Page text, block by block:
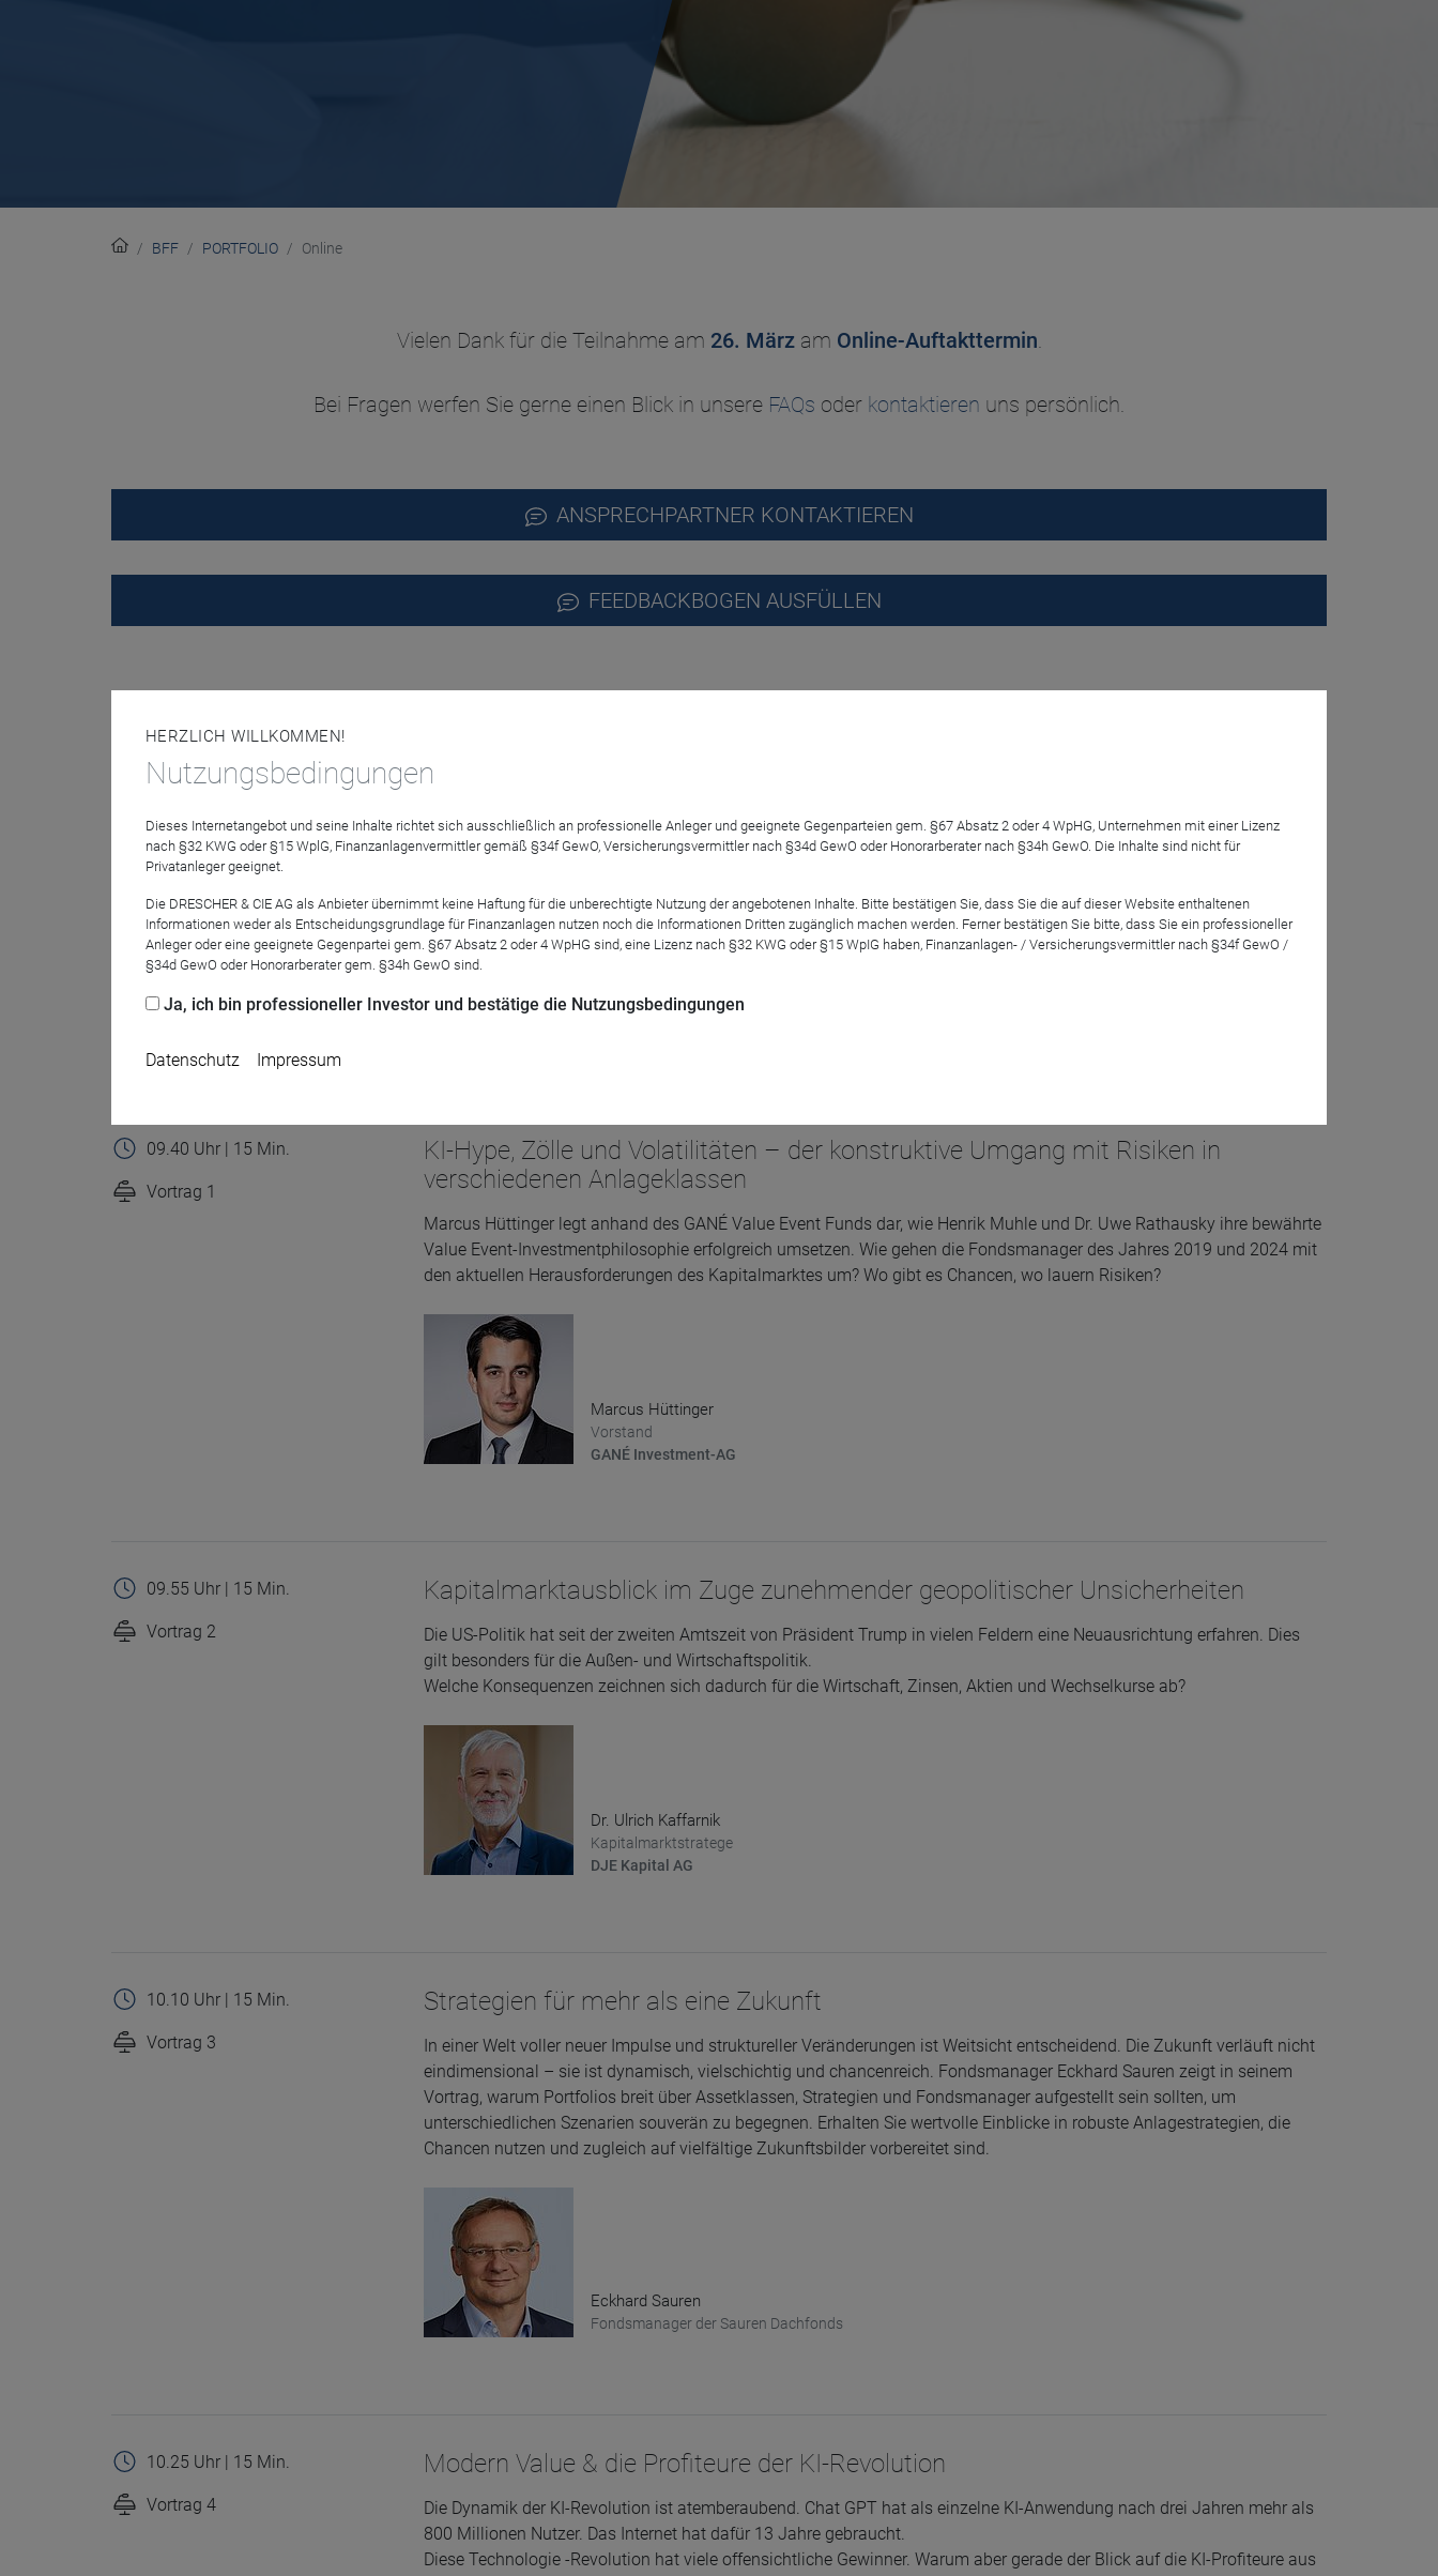
BFF PORTFOLIO Online
Vielen Dank für die Teilnahme am 26. Märzam Online-Auftakttermin.
Bei Fragen werfen Sie gerne einen Blick in unsere FAQs oder kontaktieren uns persönlich.
ANSPRECHPARTNER KONTAKTIEREN
FEEDBACKBOGEN AUSFÜLLEN
BÜNDNIS FÜR FONDS PORTFOLIO 2026 | ONLINE
09.30 Uhr | 10 Min.
Begrüßung
Begrüßung & Ausblick auf das Programm
DRESCHER & CIE AG
09.40 Uhr | 15 Min.
Vortrag 1
KI-Hype, Zölle und Volatilitäten – der konstruktive Umgang mit Risiken in
verschiedenen Anlageklassen
Marcus Hüttinger legt anhand des GANÉ Value Event Funds dar, wie Henrik Muhle und Dr. Uwe Rathausky ihre bewährte
Value Event-Investmentphilosophie erfolgreich umsetzen. Wie gehen die Fondsmanager des Jahres 2019 und 2024 mit
den aktuellen Herausforderungen des Kapitalmarktes um? Wo gibt es Chancen, wo lauern Risiken?
Marcus Hüttinger
Vorstand
GANÉ Investment-AG
09.55 Uhr | 15 Min.
Vortrag 2
Kapitalmarktausblick im Zuge zunehmender geopolitischer Unsicherheiten
Die US-Politik hat seit der zweiten Amtszeit von Präsident Trump in vielen Feldern eine Neuausrichtung erfahren. Dies
gilt besonders für die Außen- und Wirtschaftspolitik.
Welche Konsequenzen zeichnen sich dadurch für die Wirtschaft, Zinsen, Aktien und Wechselkurse ab?
Dr. Ulrich Kaffarnik
Kapitalmarktstratege
DJE Kapital AG
10.10 Uhr | 15 Min.
Vortrag 3
Strategien für mehr als eine Zukunft
In einer Welt voller neuer Impulse und struktureller Veränderungen ist Weitsicht entscheidend. Die Zukunft verläuft nicht
eindimensional – sie ist dynamisch, vielschichtig und chancenreich. Fondsmanager Eckhard Sauren zeigt in seinem
Vortrag, warum Portfolios breit über Assetklassen, Strategien und Fondsmanager aufgestellt sein sollten, um
unterschiedlichen Szenarien souverän zu begegnen. Erhalten Sie wertvolle Einblicke in robuste Anlagestrategien, die
Chancen nutzen und zugleich auf vielfältige Zukunftsbilder vorbereitet sind.
Eckhard Sauren
Fondsmanager der Sauren Dachfonds
10.25 Uhr | 15 Min.
Vortrag 4
Modern Value & die Profiteure der KI-Revolution
Die Dynamik der KI-Revolution ist atemberaubend. Chat GPT hat als einzelne KI-Anwendung nach drei Jahren mehr als
800 Millionen Nutzer. Das Internet hat dafür 13 Jahre gebraucht.
Diese Technologie -Revolution hat viele offensichtliche Gewinner. Warum aber gerade der Blick auf die KI-Profiteure aus
HERZLICH WILLKOMMEN!
Nutzungsbedingungen
Dieses Internetangebot und seine Inhalte richtet sich ausschließlich an professionelle Anleger und geeignete Gegenparteien gem. §67 Absatz 2 oder 4 WpHG, Unternehmen mit einer Lizenz
nach §32 KWG oder §15 WplG, Finanzanlagenvermittler gemäß §34f GewO, Versicherungsvermittler nach §34d GewO oder Honorarberater nach §34h GewO. Die Inhalte sind nicht für
Privatanleger geeignet.
Die DRESCHER & CIE AG als Anbieter übernimmt keine Haftung für die unberechtigte Nutzung der angebotenen Inhalte. Bitte bestätigen Sie, dass Sie die auf dieser Website enthaltenen
Informationen weder als Entscheidungsgrundlage für Finanzanlagen nutzen noch die Informationen Dritten zugänglich machen werden. Ferner bestätigen Sie bitte, dass Sie ein professioneller
Anleger oder eine geeignete Gegenpartei gem. §67 Absatz 2 oder 4 WpHG sind, eine Lizenz nach §32 KWG oder §15 WpIG haben, Finanzanlagen- / Versicherungsvermittler nach §34f GewO /
§34d GewO oder Honorarberater gem. §34h GewO sind.
Ja, ich bin professioneller Investor und bestätige die Nutzungsbedingungen
Datenschutz Impressum